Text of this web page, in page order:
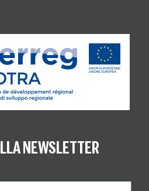
NEWSLETTER